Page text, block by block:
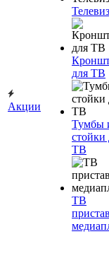
Акции
для ТВ
Тумбы
стойки
ТВ
ТВ